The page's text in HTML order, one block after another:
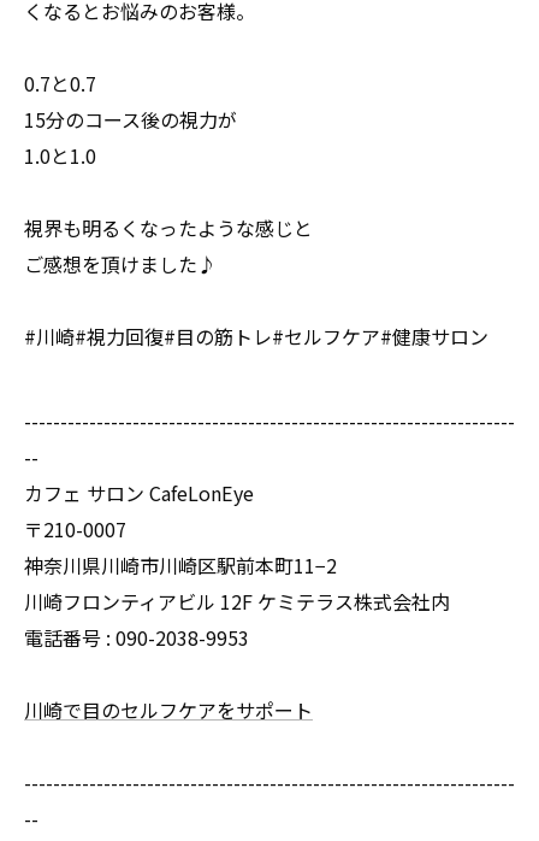
くなるとお悩みのお客様。
0.7と0.7
15分のコース後の視力が
1.0と1.0
視界も明るくなったような感じと
ご感想を頂けました♪
#川崎#視力回復#目の筋トレ#セルフケア#健康サロン
--------------------------------------------------------------------
--
カフェ サロン CafeLonEye
〒210-0007
神奈川県川崎市川崎区駅前本町11−2
川崎フロンティアビル 12F ケミテラス株式会社内
電話番号 : 090-2038-9953
川崎で目のセルフケアをサポート
--------------------------------------------------------------------
--